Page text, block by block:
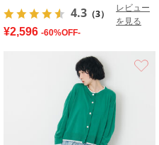
4.3 （3）
レビュー
を見る
¥2,596 -60%OFF-